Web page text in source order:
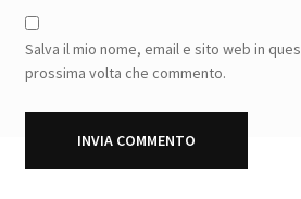
Salva il mio nome, email e sito web in
prossima volta che commento.